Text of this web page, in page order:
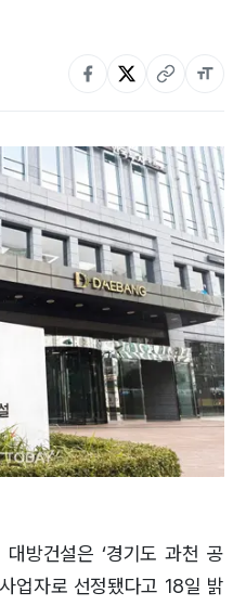
방건설은 ‘경기도 과천 공
업자로 선정됐다고 18일 밝